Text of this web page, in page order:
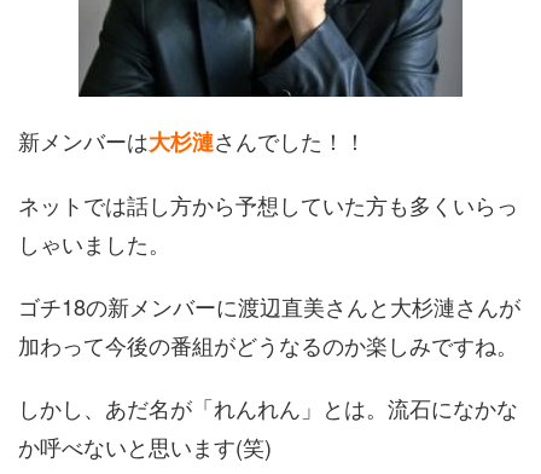
新メンバーは大杉漣さんでした！！
ネットでは話し方から予想していた方も多くいらっ
しゃいました。
ゴチ18の新メンバーに渡辺直美さんと大杉漣さんが
加わって今後の番組がどうなるのか楽しみですね。
しかし、あだ名が「れんれん」とは。流石になかな
か呼べないと思います(笑)